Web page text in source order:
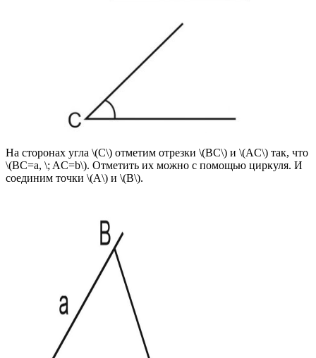
На сторонах угла \(C\) отметим отрезки \(BC\) и \(AC\) так, что
\(BC=a, \; AC=b\). Отметить их можно с помощью циркуля. И
соединим точки \(A\) и \(B\).